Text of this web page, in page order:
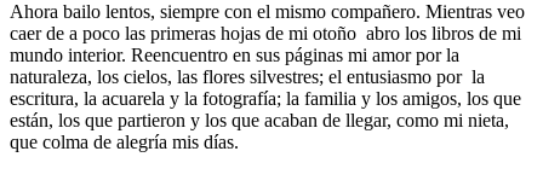
Ahora bailo lentos, siempre con el mismo compañero. Mientras veo
caer de a poco las primeras hojas de mi otoño abro los libros de mi
mundo interior. Reencuentro en sus páginas mi amor por la
naturaleza, los cielos, las flores silvestres; el entusiasmo por la
escritura, la acuarela y la fotografía; la familia y los amigos, los que
están, los que partieron y los que acaban de llegar, como mi nieta,
que colma de alegría mis días.